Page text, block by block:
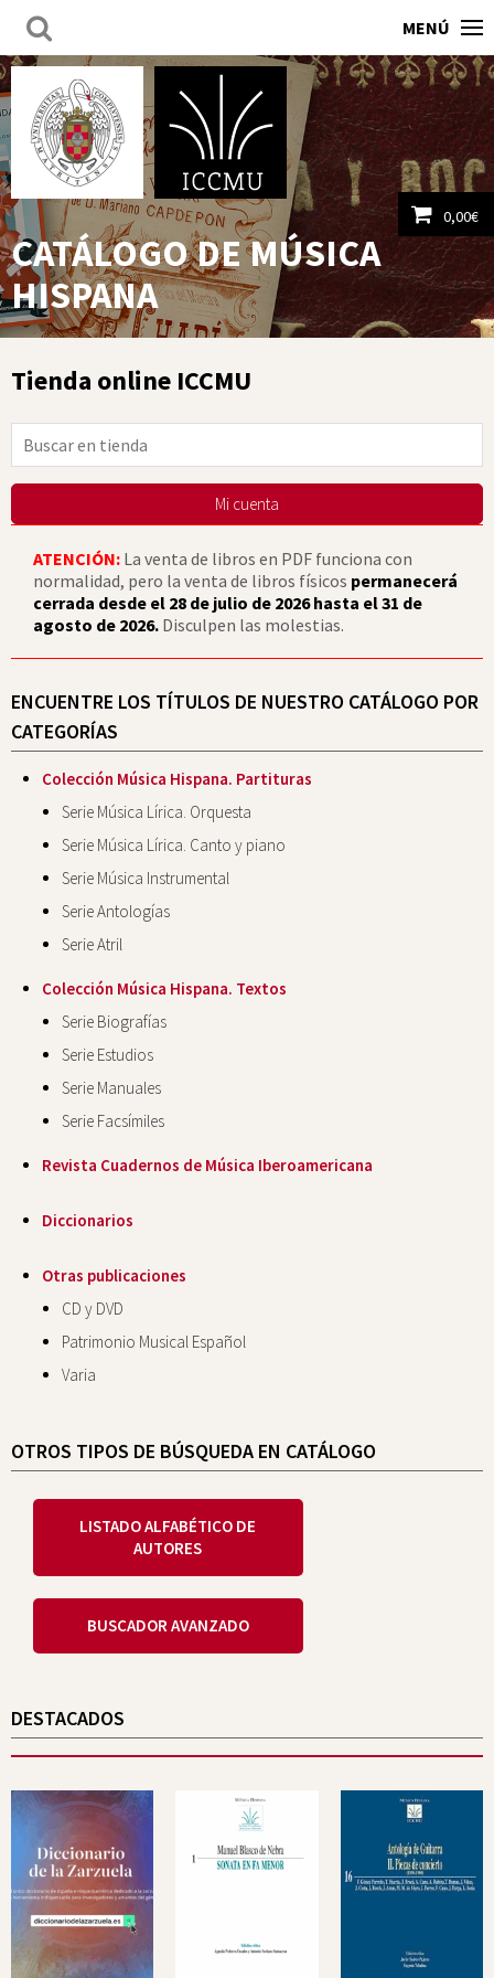
MENÚ
0,00€
Ver carrito
CATÁLOGO DE MÚSICA
HISPANA
Tienda online ICCMU
Mi cuenta
ATENCIÓN: La venta de libros en PDF funciona con
normalidad, pero la venta de libros físicos permanecerá
cerrada desde el 28 de julio de 2026 hasta el 31 de
agosto de 2026. Disculpen las molestias.
ENCUENTRE LOS TÍTULOS DE NUESTRO CATÁLOGO POR
CATEGORÍAS
Colección Música Hispana. Partituras
Serie Música Lírica. Orquesta
Serie Música Lírica. Canto y piano
Serie Música Instrumental
Serie Antologías
Serie Atril
Colección Música Hispana. Textos
Serie Biografías
Serie Estudios
Serie Manuales
Serie Facsímiles
Revista Cuadernos de Música Iberoamericana
Diccionarios
Otras publicaciones
CD y DVD
Patrimonio Musical Español
Varia
OTROS TIPOS DE BÚSQUEDA EN CATÁLOGO
LISTADO ALFABÉTICO DE
AUTORES
BUSCADOR AVANZADO
DESTACADOS